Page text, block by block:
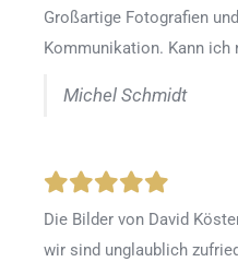
Großartige Fotografien
Kommunikation. Kann ich
Michel Schmidt
Die Bilder von David
wir sind unglaublich